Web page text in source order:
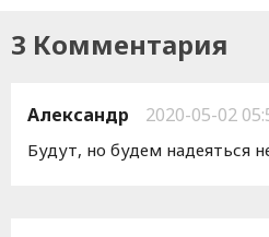
3 Комментария
Александр 2020-05-02
Будут, но будем надеяться